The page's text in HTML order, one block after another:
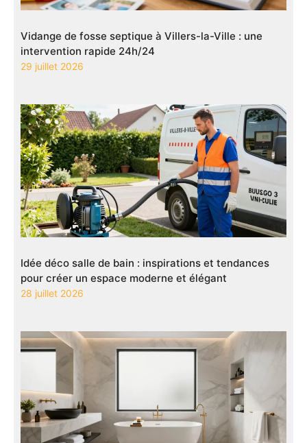
Vidange de fosse septique à Villers-la-Ville : une
intervention rapide 24h/24
29 juillet 2026
Idée déco salle de bain : inspirations et tendances
pour créer un espace moderne et élégant
28 juillet 2026